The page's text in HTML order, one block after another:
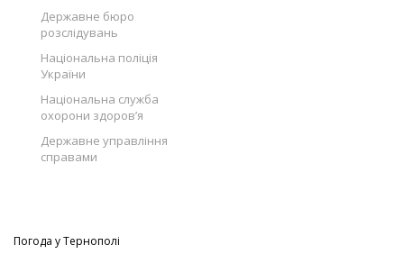
Державне бюро
розслідувань
Національна поліція
України
Національна служба
охорони здоров’я
Державне управління
справами
Погода уТернополі